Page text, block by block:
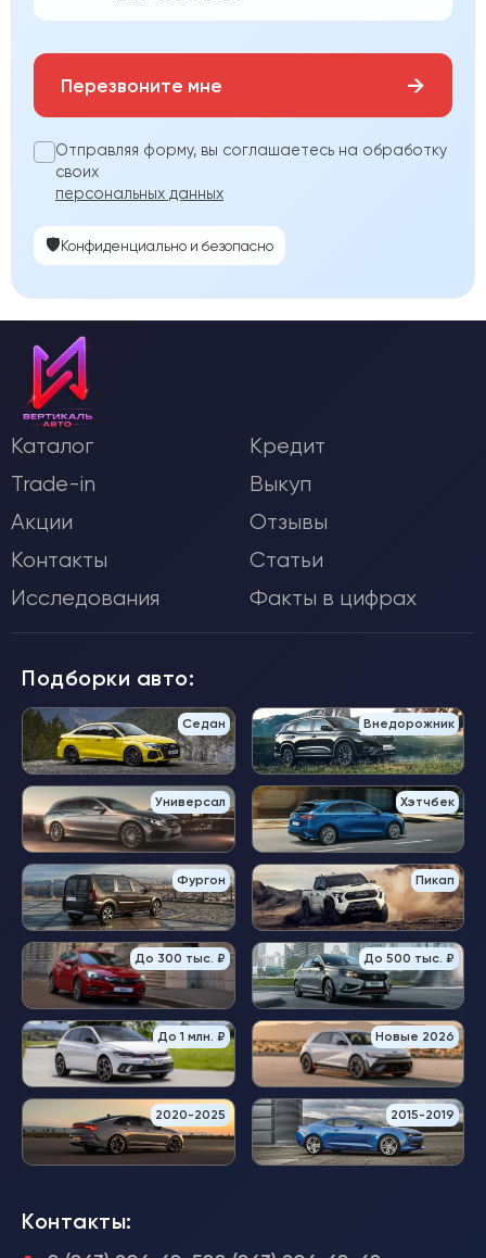
Перезвоните мне →
Отправляя форму, вы соглашаетесь на обработку
своих
персональных данных
🛡️Конфиденциально и безопасно
Каталог
Кредит
Trade-in
Выкуп
Акции
Отзывы
Контакты
Статьи
Исследования
Факты в цифрах
Подборки авто:
Седан Внедорожник
Универсал Хэтчбек
Фургон Пикап
До 300 тыс. ₽ До 500 тыс. ₽
До 1 млн. ₽ Новые 2026
2020-2025 2015-2019
Контакты: